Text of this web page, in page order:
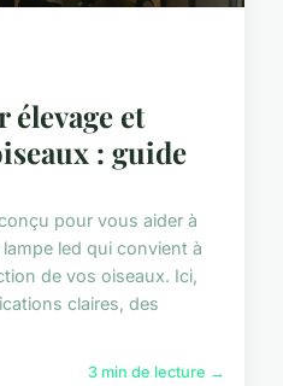
élevage et
: guide
pour vous aider à
led qui convient à
de vos oiseaux. Ici,
claires, des
3 min de lecture →